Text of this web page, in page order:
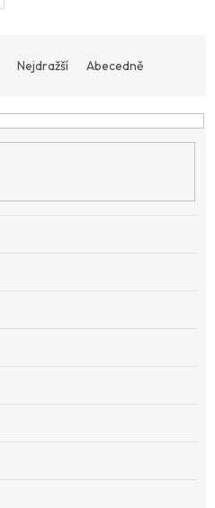
Nejdražší Abecedně